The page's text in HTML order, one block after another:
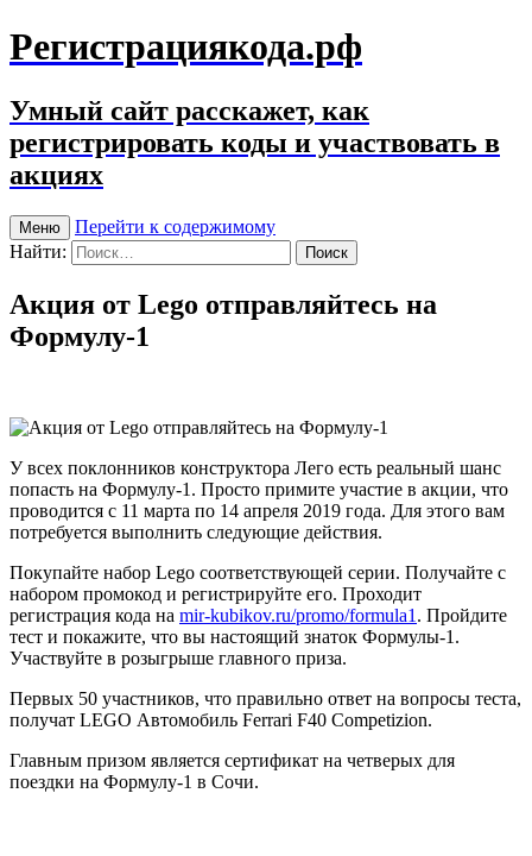
Регистрациякода.рф
Умный сайт расскажет, как
регистрировать коды и участвовать в
акциях
Меню
Перейти к содержимому
Найти:
Акция от Lego отправляйтесь на
Формулу-1
У всех поклонников конструктора Лего есть реальный шанс
попасть на Формулу-1. Просто примите участие в акции, что
проводится с 11 марта по 14 апреля 2019 года. Для этого вам
потребуется выполнить следующие действия.
Покупайте набор Lego соответствующей серии. Получайте с
набором промокод и регистрируйте его. Проходит
регистрация кода на mir-kubikov.ru/promo/formula1 . Пройдите
тест и покажите, что вы настоящий знаток Формулы-1.
Участвуйте в розыгрыше главного приза.
Первых 50 участников, что правильно ответ на вопросы теста,
получат LEGO Автомобиль Ferrari F40 Competizion.
Главным призом является сертификат на четверых для
поездки на Формулу-1 в Сочи.